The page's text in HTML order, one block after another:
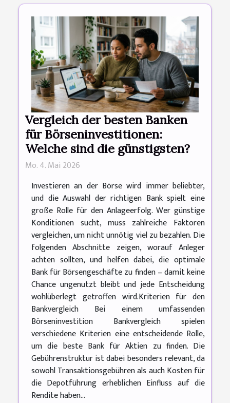
Vergleich der besten Banken
für Börseninvestitionen:
Welche sind die günstigsten?
Mo. 4. Mai 2026
Investieren an der Börse wird immer beliebter,
und die Auswahl der richtigen Bank spielt eine
große Rolle für den Anlageerfolg. Wer günstige
Konditionen sucht, muss zahlreiche Faktoren
vergleichen, um nicht unnötig viel zu bezahlen. Die
folgenden Abschnitte zeigen, worauf Anleger
achten sollten, und helfen dabei, die optimale
Bank für Börsengeschäfte zu finden – damit keine
Chance ungenutzt bleibt und jede Entscheidung
wohlüberlegt getroffen wird.Kriterien für den
Bankvergleich Bei einem umfassenden
Börseninvestition Bankvergleich spielen
verschiedene Kriterien eine entscheidende Rolle,
um die beste Bank für Aktien zu finden. Die
Gebührenstruktur ist dabei besonders relevant, da
sowohl Transaktionsgebühren als auch Kosten für
die Depotführung erheblichen Einfluss auf die
Rendite haben...